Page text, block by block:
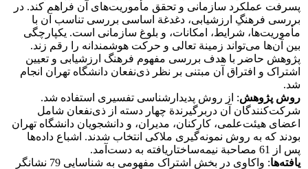
پسرفت عملکرد سازمانی و تحقق مأموریت‌های آن فراهم کند. در
بررسی فرهنگِ ارزشیابی، دغدغة اساسی بررسی تناسب آن با
مأموریت‌ها، شرایط، امکانات‌، و بلوغ سازمانی است. یکپارچگی
بین آن‌ها می‌تواند زمینة تعالی و حرکت هوشمندانه را رقم زند.
پژوهش حاضر با هدف بررسی مفهوم فرهنگ ارزشیابی و تعیین
اشتراک و افتراق آن مبتنی بر نظر ذی‌نفعان دانشگاه تهران انجام
شد.
روش پژوهش: از روش پدیدارشناسی تفسیری استفاده شد.
شرکت‌کنندگان آن دربرگیرندة چهار دسته از ذی‌نفعان شامل
اعضای هیئت‌علمی، کارکنان، مدیران، و دانشجویان دانشگاه تهران
بودند که به روش نمونه‌گیری ملاکی انتخاب شدند. اشباع داده‌ها
پس از 61 مصاحبة نیمه‌ساختاریافته به دست‌آمد.
یافته‌ها
: واکاوی در بخش اشتراک مفهومی به شناسایی 79 نشانگر